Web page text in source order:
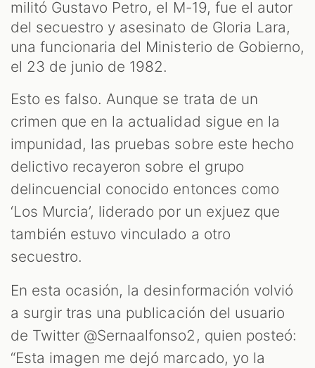
militó Gustavo Petro, el M-19, fue el autor
del secuestro y asesinato de Gloria Lara,
una funcionaria del Ministerio de Gobierno,
el 23 de junio de 1982.
Esto es falso. Aunque se trata de un
crimen que en la actualidad sigue en la
impunidad, las pruebas sobre este hecho
delictivo recayeron sobre el grupo
delincuencial conocido entonces como
‘Los Murcia’, liderado por un exjuez que
también estuvo vinculado a otro
secuestro.
En esta ocasión, la desinformación volvió
a surgir tras una publicación del usuario
de Twitter @Sernaalfonso2, quien posteó:
“Esta imagen me dejó marcado, yo la